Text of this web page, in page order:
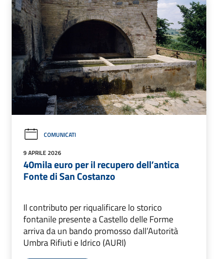
COMUNICATI
9 APRILE 2026
40mila euro per il recupero dell’antica
Fonte di San Costanzo
Il contributo per riqualificare lo storico
fontanile presente a Castello delle Forme
arriva da un bando promosso dall’Autorità
Umbra Rifiuti e Idrico (AURI)